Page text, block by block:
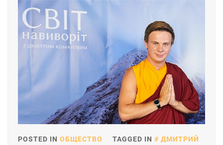
POSTED IN ОБЩЕСТВО TAGGED IN
ДМИТРИЙ